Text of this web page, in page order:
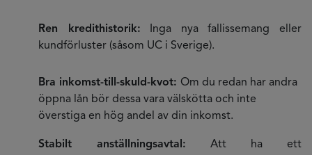
Ren kredithistorik: Inga nya fallissemang eller
kundförluster (såsom UC i Sverige).
Bra inkomst-till-skuld-kvot: Om du redan har andra
öppna lån bör dessa vara välskötta och inte
överstiga en hög andel av din inkomst.
Stabilt anställningsavtal: Att ha ett